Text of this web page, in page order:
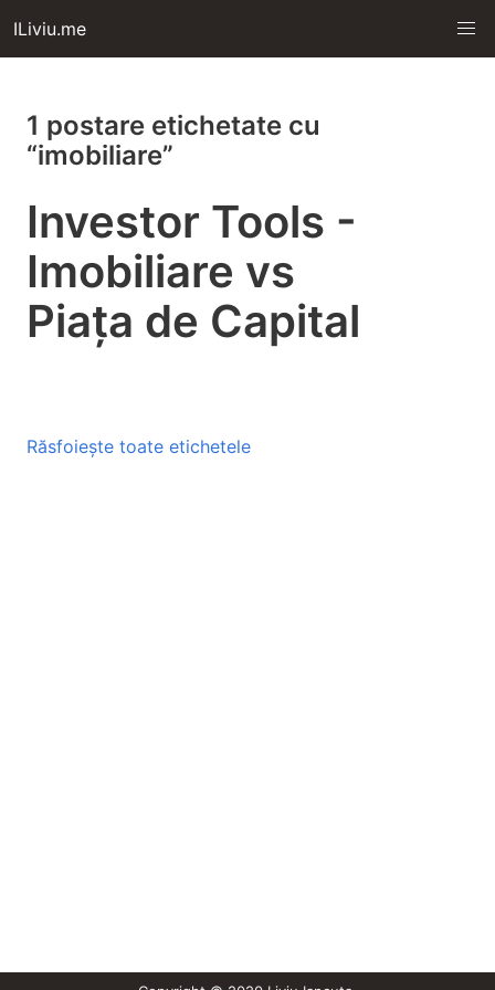
ILiviu.me
1 postare etichetate cu
“imobiliare”
Investor Tools -
Imobiliare vs
Piața de Capital
Răsfoiește toate etichetele